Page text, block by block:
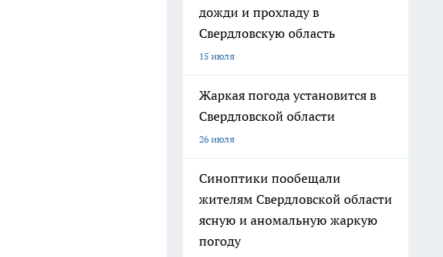
дожди и прохладу в
Свердловскую область
15 июля
Жаркая погода установится в
Свердловской области
26 июля
Синоптики пообещали
жителям Свердловской области
ясную и аномальную жаркую
погоду